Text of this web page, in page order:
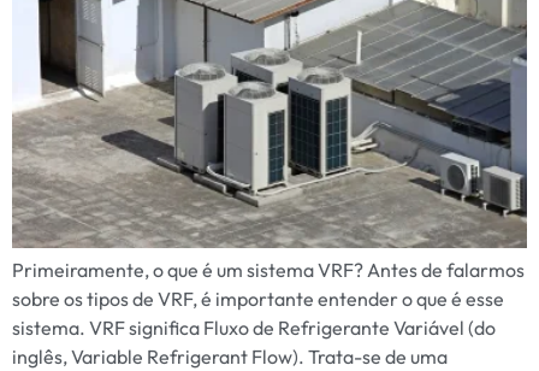
Primeiramente, o que é um sistema VRF? Antes de falarmos
sobre os tipos de VRF, é importante entender o que é esse
sistema. VRF significa Fluxo de Refrigerante Variável (do
inglês, Variable Refrigerant Flow). Trata-se de uma